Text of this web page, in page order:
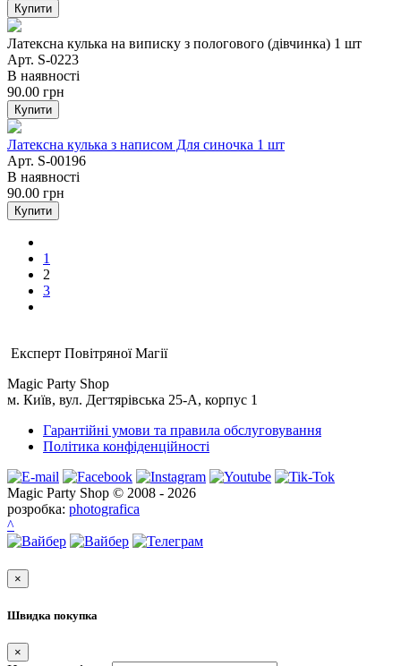
Купити
Латексна кулька на виписку з пологового (дівчинка) 1 шт
Арт. S-0223
В наявності
90.00 грн
Купити
Латексна кулька з написом Для синочка 1 шт
Арт. S-00196
В наявності
90.00 грн
Купити
1
2
3
Експерт Повітряної Магії
Magic Party Shop
м. Київ, вул. Дегтярівська 25-А, корпус 1
Гарантійні умови та правила обслуговування
Політика конфіденційності
Magic Party Shop © 2008 - 2026
розробка: photografica
^
×
Швидка покупка
×